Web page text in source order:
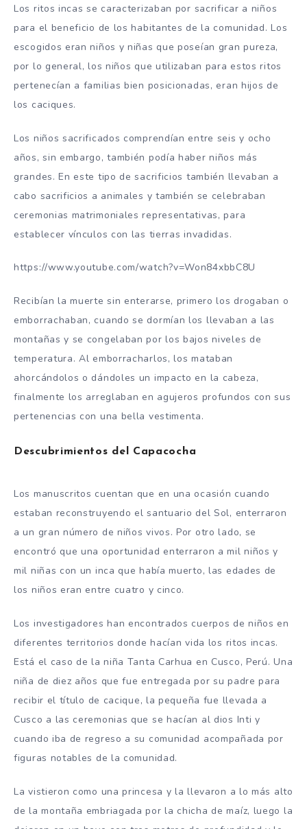
Los ritos incas se caracterizaban por sacrificar a niños
para el beneficio de los habitantes de la comunidad. Los
escogidos eran niños y niñas que poseían gran pureza,
por lo general, los niños que utilizaban para estos ritos
pertenecían a familias bien posicionadas, eran hijos de
los caciques.
Los niños sacrificados comprendían entre seis y ocho
años, sin embargo, también podía haber niños más
grandes. En este tipo de sacrificios también llevaban a
cabo sacrificios a animales y también se celebraban
ceremonias matrimoniales representativas, para
establecer vínculos con las tierras invadidas.
https://www.youtube.com/watch?v=Won84xbbC8U
Recibían la muerte sin enterarse, primero los drogaban o
emborrachaban, cuando se dormían los llevaban a las
montañas y se congelaban por los bajos niveles de
temperatura. Al emborracharlos, los mataban
ahorcándolos o dándoles un impacto en la cabeza,
finalmente los arreglaban en agujeros profundos con sus
pertenencias con una bella vestimenta.
Descubrimientos del Capacocha
Los manuscritos cuentan que en una ocasión cuando
estaban reconstruyendo el santuario del Sol, enterraron
a un gran número de niños vivos. Por otro lado, se
encontró que una oportunidad enterraron a mil niños y
mil niñas con un inca que había muerto, las edades de
los niños eran entre cuatro y cinco.
Los investigadores han encontrados cuerpos de niños en
diferentes territorios donde hacían vida los ritos incas.
Está el caso de la niña Tanta Carhua en Cusco, Perú. Una
niña de diez años que fue entregada por su padre para
recibir el título de cacique, la pequeña fue llevada a
Cusco a las ceremonias que se hacían al dios Inti y
cuando iba de regreso a su comunidad acompañada por
figuras notables de la comunidad.
La vistieron como una princesa y la llevaron a lo más alto
de la montaña embriagada por la chicha de maíz, luego la